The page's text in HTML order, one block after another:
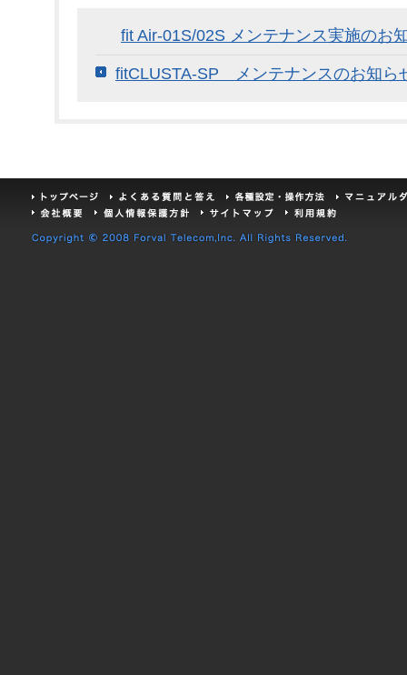
fit Air-01S/02S メンテナンス実施のお
fitCLUSTA-SP メンテナンスのお知ら